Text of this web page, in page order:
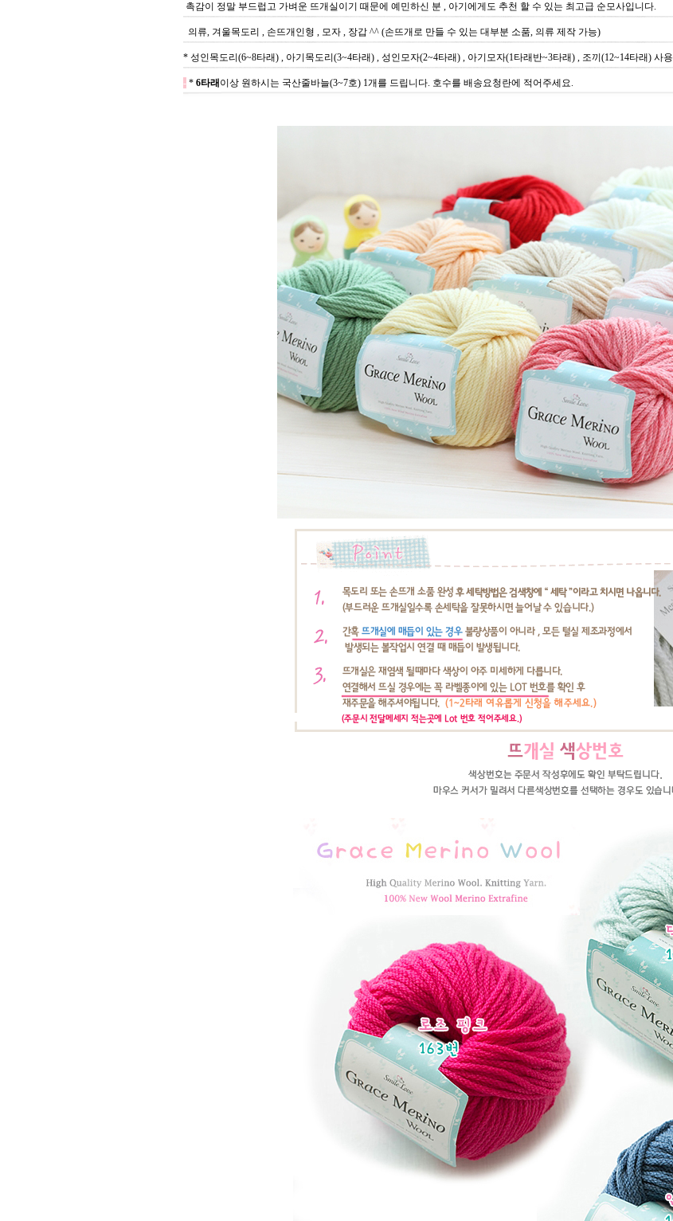
촉감이 정말 부드럽고 가벼운 뜨개실이기 때문에 예민하신 분 , 아기에게도 추천 할 수 있는 최고급 순모사입니다.
의류, 겨울목도리 , 손뜨개인형 , 모자 , 장갑 ^^ (손뜨개로 만들 수 있는 대부분 소품, 의류 제작 가능)
* 성인목도리(6~8타래) , 아기목도리(3~4타래) , 성인모자(2~4타래) , 아기모자(1타래반~3타래) , 조끼(12~14타래) 사용
- * 6타래 이상 원하시는 국산줄바늘(3~7호) 1개를 드립니다. 호수를 배송요청란에 적어주세요.